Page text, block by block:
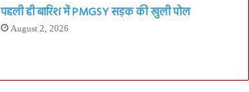
पहली ही बारिश में PMGSY सड़क की खुली पोल
August 2, 2026